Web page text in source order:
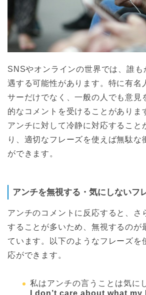
SNSやオンラインの世界では、誰も
遇する可能性があります。特に有名
サーだけでなく、一般の人でも意見
的なコメントを受けることがありま
アンチに対して冷静に対応すること
り、適切なフレーズを使えば無駄な
ができます。
アンチを無視する・気にしないフ
アンチのコメントに反応すると、さ
することが多いため、無視するのが
ています。以下のようなフレーズを
応ができます。
私はアンチの言うことは気に
I don’t care about what